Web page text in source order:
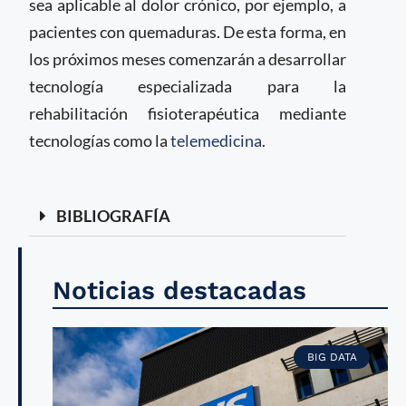
sea aplicable al dolor crónico, por ejemplo, a
pacientes con quemaduras. De esta forma, en
los próximos meses comenzarán a desarrollar
tecnología especializada para la
rehabilitación fisioterapéutica mediante
tecnologías como latelemedicina.
BIBLIOGRAFÍA
Noticias destacadas
BIG DATA